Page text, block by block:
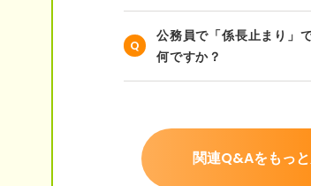
公務員で「係長止まり」
何ですか？
関連Q&Aをもっ